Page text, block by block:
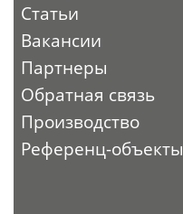
Статьи
Вакансии
Партнеры
Обратная связь
Производство
Референц-объекты